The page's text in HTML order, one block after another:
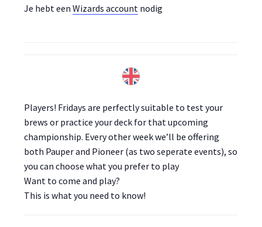
Je hebt een Wizards account nodig
Players! Fridays are perfectly suitable to test your
brews or practice your deck for that upcoming
championship. Every other week we’ll be offering
both Pauper and Pioneer (as two seperate events), so
you can choose what you prefer to play
Want to come and play?
This is what you need to know!